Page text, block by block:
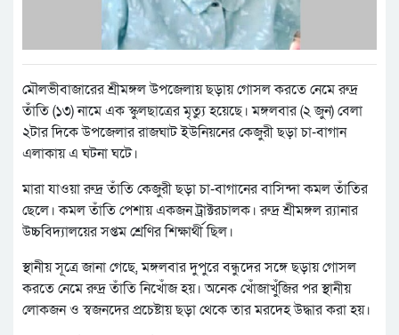
মৌলভীবাজারের শ্রীমঙ্গল উপজেলায় ছড়ায় গোসল করতে নেমে রুদ্র
তাঁতি (১৩) নামে এক স্কুলছাত্রের মৃত্যু হয়েছে। মঙ্গলবার (২ জুন) বেলা
২টার দিকে উপজেলার রাজঘাট ইউনিয়নের কেজুরী ছড়া চা-বাগান
এলাকায় এ ঘটনা ঘটে।
মারা যাওয়া রুদ্র তাঁতি কেজুরী ছড়া চা-বাগানের বাসিন্দা কমল তাঁতির
ছেলে। কমল তাঁতি পেশায় একজন ট্রাক্টরচালক। রুদ্র শ্রীমঙ্গল র‍্যানার
উচ্চবিদ্যালয়ের সপ্তম শ্রেণির শিক্ষার্থী ছিল।
স্থানীয় সূত্রে জানা গেছে, মঙ্গলবার দুপুরে বন্ধুদের সঙ্গে ছড়ায় গোসল
করতে নেমে রুদ্র তাঁতি নিখোঁজ হয়। অনেক খোঁজাখুঁজির পর স্থানীয়
লোকজন ও স্বজনদের প্রচেষ্টায় ছড়া থেকে তার মরদেহ উদ্ধার করা হয়।